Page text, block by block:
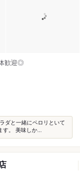
歓迎◎
ダと一緒にペロリといて
す。 美味しか...